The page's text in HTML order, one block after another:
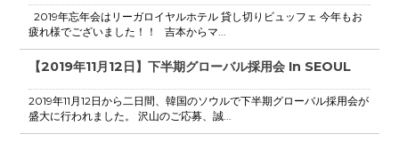
2019年忘年会はリーガロイヤルホテル 貸し切りビュッフェ 今年もお
疲れ様でございました！！ 吉本からマ...
【2019年11月12日】下半期グローバル採用会 In SEOUL
2019年11月12日から二日間、韓国のソウルで下半期グローバル採用会が
盛大に行われました。 沢山のご応募、誠...